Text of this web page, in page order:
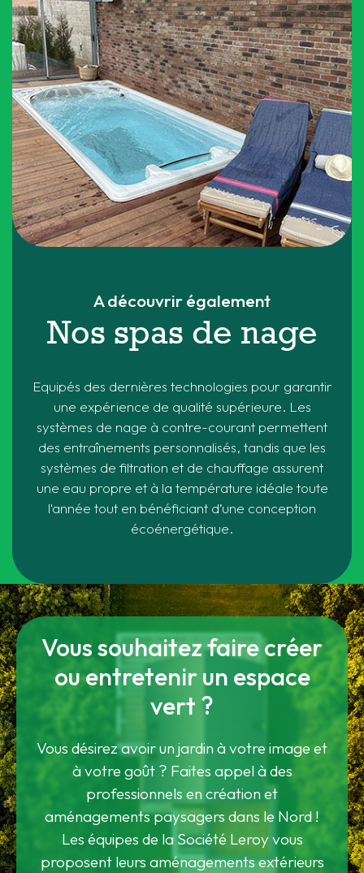
A découvrir également
Nos spas de nage
Equipés des dernières technologies pour garantir
une expérience de qualité supérieure. Les
systèmes de nage à contre-courant permettent
des entraînements personnalisés, tandis que les
systèmes de filtration et de chauffage assurent
une eau propre et à la température idéale toute
l'année tout en bénéficiant d’une conception
écoénergétique.
Vous souhaitez faire créer
ou entretenir un espace
vert ?
Vous désirez avoir un jardin à votre image et
à votre goût ? Faites appel à des
professionnels en création et
aménagements paysagers dans le Nord !
Les équipes de la Société Leroy vous
proposent leurs aménagements extérieurs